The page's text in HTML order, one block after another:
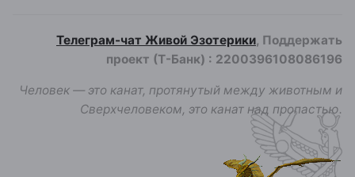
Телеграм-чат Живой Эзотерики, Поддержать
проект (Т-Банк) : 2200396108086196
Человек — это канат, протянутый между животным и
Сверхчеловеком, это канат над пропастью.